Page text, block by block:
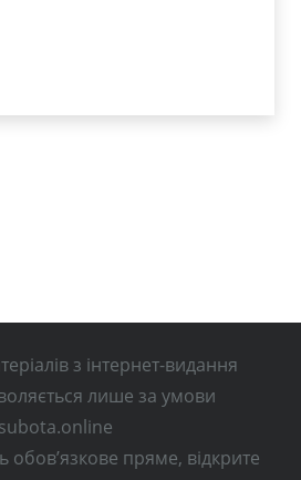
з інтернет-видання
лише за умови
обов’язкове пряме, відкрите